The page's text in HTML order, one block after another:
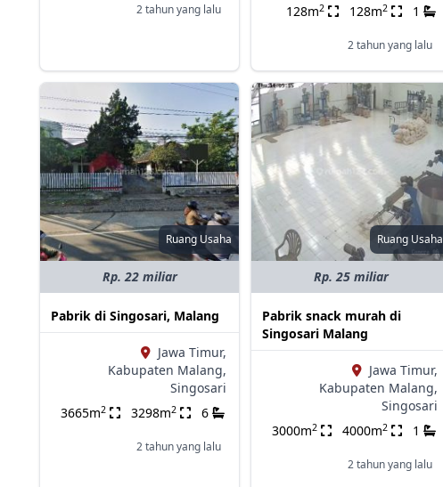
2 tahun yang lalu
128m2 128m2 1
2 tahun yang lalu
Ruang Usaha
Rp. 22 miliar
Pabrik di Singosari, Malang
Jawa Timur,
Kabupaten Malang,
Singosari
3665m2 3298m2 6
2 tahun yang lalu
Ruang Usaha
Rp. 25 miliar
Pabrik snack murah di
Singosari Malang
Jawa Timur,
Kabupaten Malang,
Singosari
3000m2 4000m2 1
2 tahun yang lalu